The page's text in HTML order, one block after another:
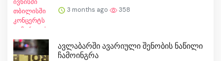
3 months ago 358
ავლაბარში ავარიული შენობის ნაწილი
ჩამოინგრა